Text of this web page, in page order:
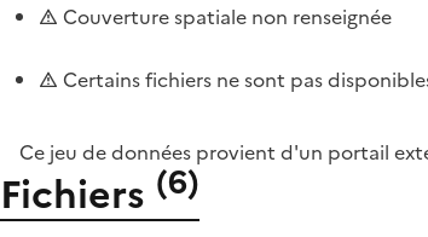
Couverture spatiale non renseignée
Certains fichiers ne sont pas
Ce jeu de données provient d'un portail
Fichiers (6)